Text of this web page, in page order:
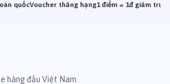
quốcVoucher thăng hạng1 điểm = 1đ giảm trực
hàng đầu Việt Nam